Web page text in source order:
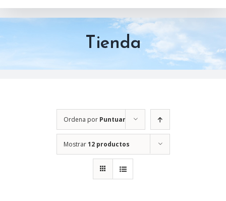
Tienda
Ordena por Puntuar
Mostrar12 productos